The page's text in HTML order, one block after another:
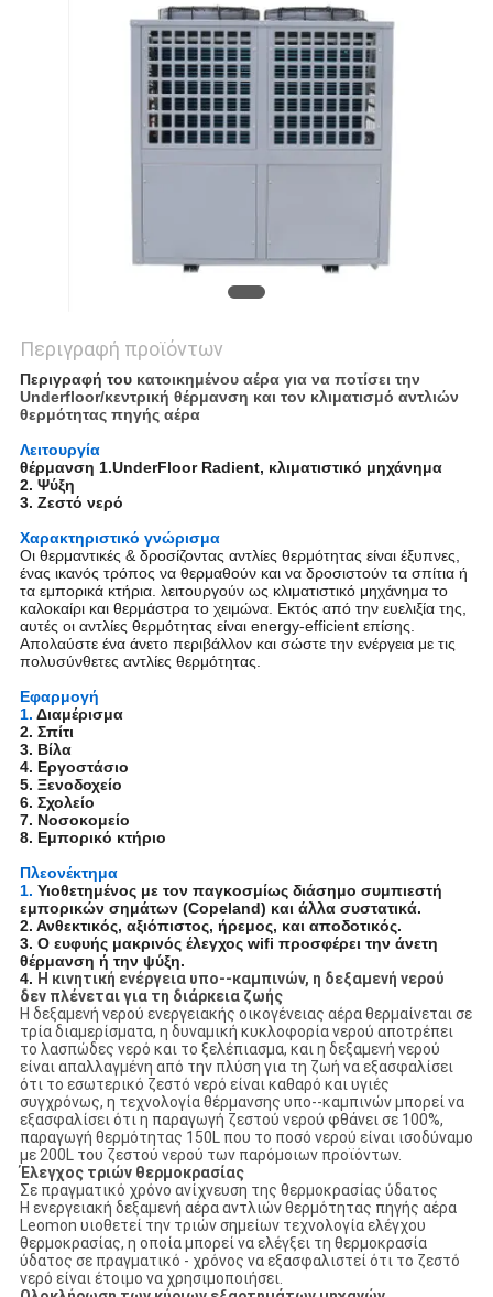
ΑΠΟΡΡΉΤΟΥ
Περιγραφή προϊόντων
Περιγραφή του κατοικημένου αέρα για να ποτίσει την
Underfloor/κεντρική θέρμανση και τον κλιματισμό αντλιών
θερμότητας πηγής αέρα
Λειτουργία
θέρμανση 1.UnderFloor Radient, κλιματιστικό μηχάνημα
2. Ψύξη
3. Ζεστό νερό
Χαρακτηριστικό γνώρισμα
Οι θερμαντικές & δροσίζοντας αντλίες θερμότητας είναι έξυπνες,
ένας ικανός τρόπος να θερμαθούν και να δροσιστούν τα σπίτια ή
τα εμπορικά κτήρια. λειτουργούν ως κλιματιστικό μηχάνημα το
καλοκαίρι και θερμάστρα το χειμώνα. Εκτός από την ευελιξία της,
αυτές οι αντλίες θερμότητας είναι energy-efficient επίσης.
Απολαύστε ένα άνετο περιβάλλον και σώστε την ενέργεια με τις
πολυσύνθετες αντλίες θερμότητας.
Εφαρμογή
1. Διαμέρισμα
2. Σπίτι
3. Βίλα
4. Εργοστάσιο
5. Ξενοδοχείο
6. Σχολείο
7. Νοσοκομείο
8. Εμπορικό κτήριο
Πλεονέκτημα
1. Υιοθετημένος με τον παγκοσμίως διάσημο συμπιεστή
εμπορικών σημάτων (Copeland) και άλλα συστατικά.
2. Ανθεκτικός, αξιόπιστος, ήρεμος, και αποδοτικός.
3. Ο ευφυής μακρινός έλεγχος wifi προσφέρει την άνετη
θέρμανση ή την ψύξη.
4. Η κινητική ενέργεια υπο--καμπινών, η δεξαμενή νερού
δεν πλένεται για τη διάρκεια ζωής
Η δεξαμενή νερού ενεργειακής οικογένειας αέρα θερμαίνεται σε
τρία διαμερίσματα, η δυναμική κυκλοφορία νερού αποτρέπει
το λασπώδες νερό και το ξελέπιασμα, και η δεξαμενή νερού
είναι απαλλαγμένη από την πλύση για τη ζωή να εξασφαλίσει
ότι το εσωτερικό ζεστό νερό είναι καθαρό και υγιές
συγχρόνως, η τεχνολογία θέρμανσης υπο--καμπινών μπορεί να
εξασφαλίσει ότι η παραγωγή ζεστού νερού φθάνει σε 100%,
παραγωγή θερμότητας 150L που το ποσό νερού είναι ισοδύναμο
με 200L του ζεστού νερού των παρόμοιων προϊόντων.
Έλεγχος τριών θερμοκρασίας
Σε πραγματικό χρόνο ανίχνευση της θερμοκρασίας ύδατος
Η ενεργειακή δεξαμενή αέρα αντλιών θερμότητας πηγής αέρα
Leomon υιοθετεί την τριών σημείων τεχνολογία ελέγχου
θερμοκρασίας, η οποία μπορεί να ελέγξει τη θερμοκρασία
ύδατος σε πραγματικό - χρόνος να εξασφαλιστεί ότι το ζεστό
νερό είναι έτοιμο να χρησιμοποιήσει.